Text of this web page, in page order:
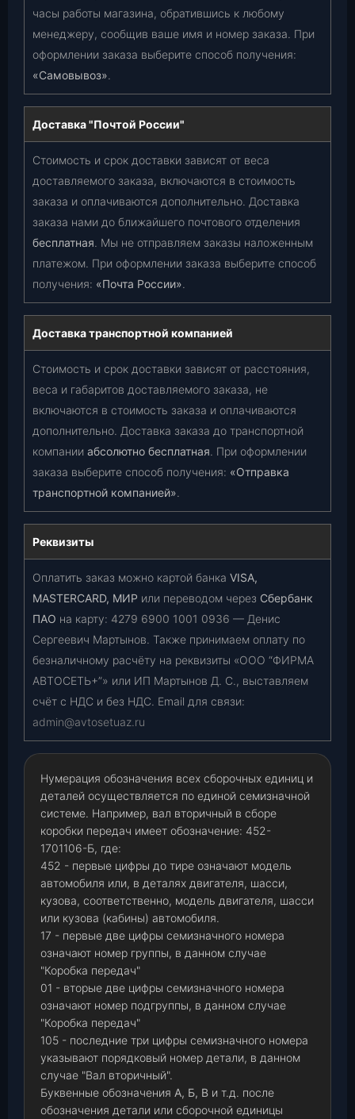
часы работы магазина, обратившись к любому
менеджеру, сообщив ваше имя и номер заказа. При
оформлении заказа выберите способ получения:
«Самовывоз».
Доставка "Почтой России"
Стоимость и срок доставки зависят от веса
доставляемого заказа, включаются в стоимость
заказа и оплачиваются дополнительно. Доставка
заказа нами до ближайшего почтового отделения
бесплатная. Мы не отправляем заказы наложенным
платежом. При оформлении заказа выберите способ
получения: «Почта России».
Доставка транспортной компанией
Стоимость и срок доставки зависят от расстояния,
веса и габаритов доставляемого заказа, не
включаются в стоимость заказа и оплачиваются
дополнительно. Доставка заказа до транспортной
компании абсолютно бесплатная. При оформлении
заказа выберите способ получения: «Отправка
транспортной компанией».
Реквизиты
Оплатить заказ можно картой банка VISA,
MASTERCARD, МИР или переводом через Сбербанк
ПАО на карту: 4279 6900 1001 0936 — Денис
Сергеевич Мартынов. Также принимаем оплату по
безналичному расчёту на реквизиты «ООО “ФИРМА
АВТОСЕТЬ+”» или ИП Мартынов Д. С., выставляем
счёт с НДС и без НДС. Email для связи:
admin@avtosetuaz.ru
Нумерация обозначения всех сборочных единиц и
деталей осуществляется по единой семизначной
системе. Например, вал вторичный в сборе
коробки передач имеет обозначение: 452-
1701106-Б, где:
452 - первые цифры до тире означают модель
автомобиля или, в деталях двигателя, шасси,
кузова, соответственно, модель двигателя, шасси
или кузова (кабины) автомобиля.
17 - первые две цифры семизначного номера
означают номер группы, в данном случае
"Коробка передач"
01 - вторые две цифры семизначного номера
означают номер подгруппы, в данном случае
"Коробка передач"
105 - последние три цифры семизначного номера
указывают порядковый номер детали, в данном
случае "Вал вторичный".
Буквенные обозначения А, Б, В и т.д. после
обозначения детали или сборочной единицы